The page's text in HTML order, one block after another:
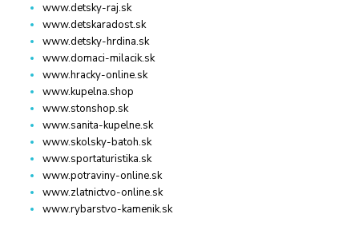
www.detsky-raj.sk
www.detskaradost.sk
www.detsky-hrdina.sk
www.domaci-milacik.sk
www.hracky-online.sk
www.kupelna.shop
www.stonshop.sk
www.sanita-kupelne.sk
www.skolsky-batoh.sk
www.sportaturistika.sk
www.potraviny-online.sk
www.zlatnictvo-online.sk
www.rybarstvo-kamenik.sk